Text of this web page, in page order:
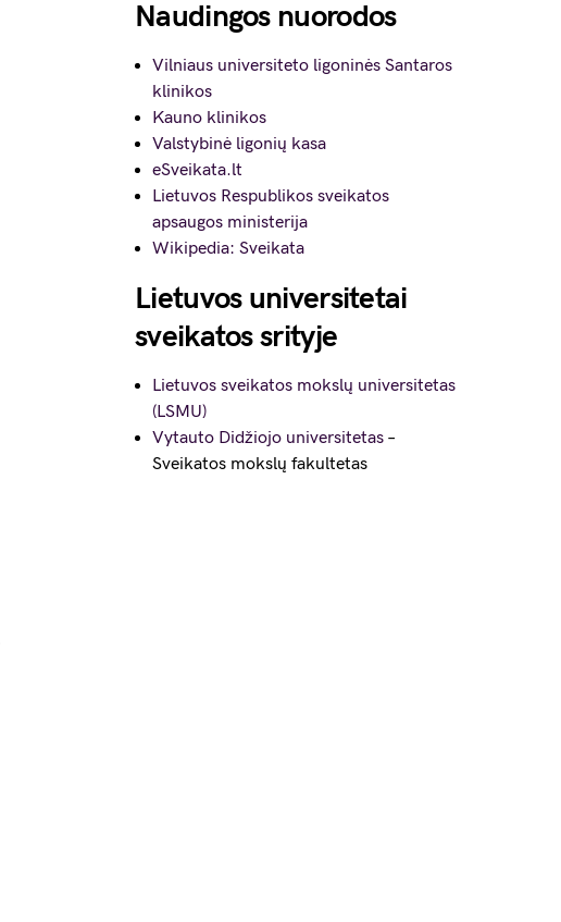
Naudingos nuorodos
Vilniaus universiteto ligoninės Santaros
klinikos
Kauno klinikos
Valstybinė ligonių kasa
eSveikata.lt
Lietuvos Respublikos sveikatos
apsaugos ministerija
Wikipedia: Sveikata
Lietuvos universitetai
sveikatos srityje
Lietuvos sveikatos mokslų universitetas
(LSMU)
Vytauto Didžiojo universitetas –
Sveikatos mokslų fakultetas